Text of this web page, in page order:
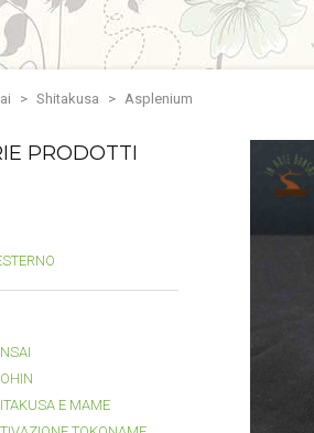
Shitakusa Asplenium
PRODOTTI
E MAME